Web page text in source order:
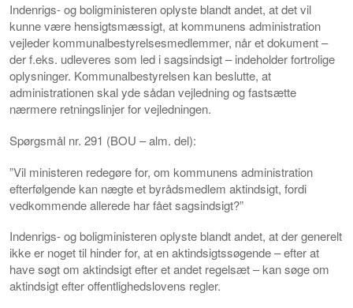
Indenrigs- og boligministeren oplyste blandt andet, at det vil
kunne være hensigtsmæssigt, at kommunens administration
vejleder kommunalbestyrelsesmedlemmer, når et dokument –
der f.eks. udleveres som led i sagsindsigt – indeholder fortrolige
oplysninger. Kommunalbestyrelsen kan beslutte, at
administrationen skal yde sådan vejledning og fastsætte
nærmere retningslinjer for vejledningen.
Spørgsmål nr. 291 (BOU – alm. del):
”Vil ministeren redegøre for, om kommunens administration
efterfølgende kan nægte et byrådsmedlem aktindsigt, fordi
vedkommende allerede har fået sagsindsigt?”
Indenrigs- og boligministeren oplyste blandt andet, at der generelt
ikke er noget til hinder for, at en aktindsigtssøgende – efter at
have søgt om aktindsigt efter et andet regelsæt – kan søge om
aktindsigt efter offentlighedslovens regler.